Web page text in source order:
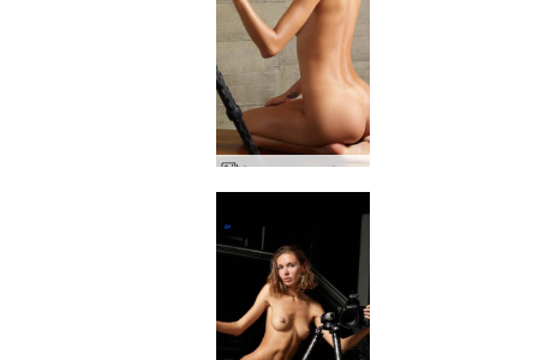
Аля голи селфита